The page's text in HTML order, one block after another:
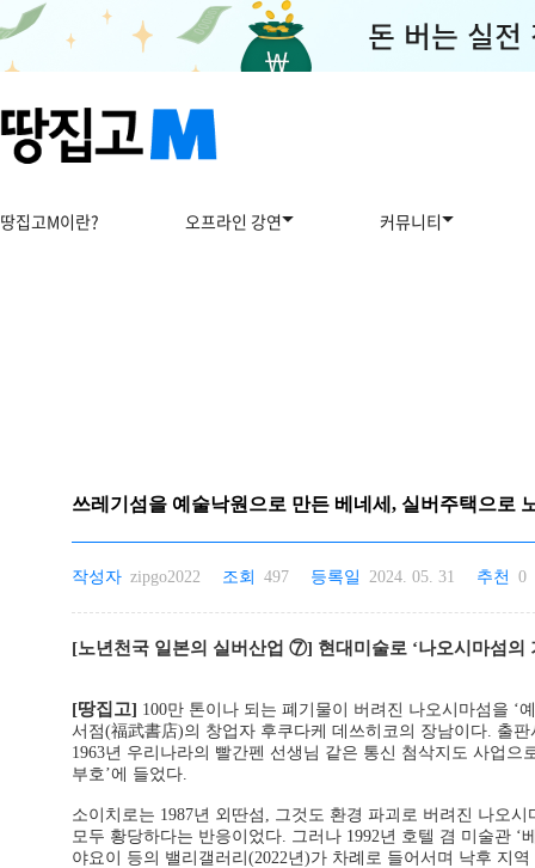
땅집고M이란? 오프라인 강연 커뮤니티
쓰레기섬을 예술낙원으로 만든 베네세, 실버주택으로
작성자 zipgo2022 조회 497 등록일 2024. 05. 31 추천 0
[노년천국 일본의 실버산업 ⑦] 현대미술로 ‘나오시마섬의
[땅집고] 100만 톤이나 되는 폐기물이 버려진 나오시마섬을 ‘
서점(福武書店)의 창업자 후쿠다케 데쓰히코의 장남이다. 출
1963년 우리나라의 빨간펜 선생님 같은 통신 첨삭지도 사업
부호’에 들었다.
소이치로는 1987년 외딴섬, 그것도 환경 파괴로 버려진 나오
모두 황당하다는 반응이었다. 그러나 1992년 호텔 겸 미술관
야요이 등의 밸리갤러리(2022년)가 차례로 들어서며 낙후 지